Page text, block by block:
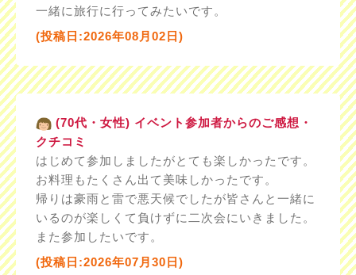
一緒に旅行に行ってみたいです。
(投稿日:2026年08月02日)
(70代・女性) イベント参加者からのご感想・
クチコミ
はじめて参加しましたがとても楽しかったです。
お料理もたくさん出て美味しかったです。
帰りは豪雨と雷で悪天候でしたが皆さんと一緒に
いるのが楽しくて負けずに二次会にいきました。
また参加したいです。
(投稿日:2026年07月30日)